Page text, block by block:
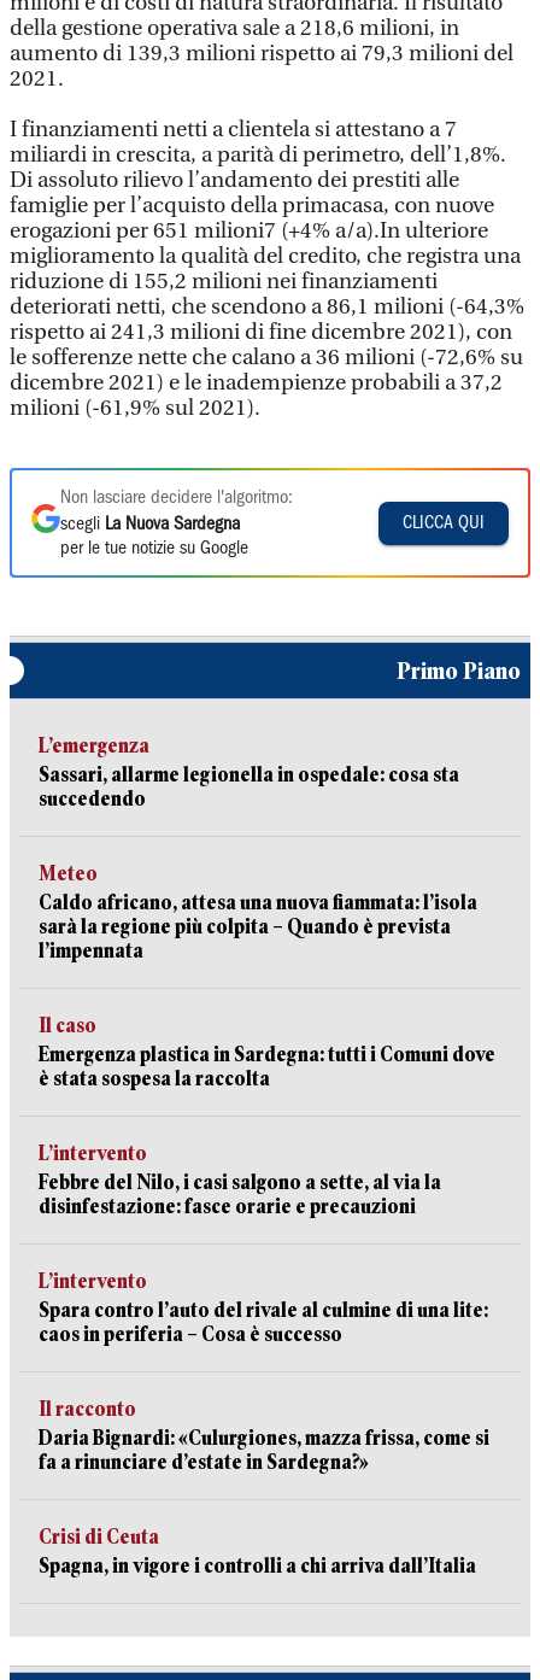
della gestione operativa sale a 218,6 milioni, in
aumento di 139,3 milioni rispetto ai 79,3 milioni del
2021.
I finanziamenti netti a clientela si attestano a 7
miliardi in crescita, a parità di perimetro, dell’1,8%.
Di assoluto rilievo l’andamento dei prestiti alle
famiglie per l’acquisto della primacasa, con nuove
erogazioni per 651 milioni7 (+4% a/a).In ulteriore
miglioramento la qualità del credito, che registra una
riduzione di 155,2 milioni nei finanziamenti
deteriorati netti, che scendono a 86,1 milioni (-64,3%
rispetto ai 241,3 milioni di fine dicembre 2021), con
le sofferenze nette che calano a 36 milioni (-72,6% su
dicembre 2021) e le inadempienze probabili a 37,2
milioni (-61,9% sul 2021).
Non lasciare decidere l'algoritmo:
scegli La Nuova Sardegna
per le tue notizie su Google
CLICCA QUI
Primo Piano
L’emergenza
Sassari, allarme legionella in ospedale: cosa sta
succedendo
Meteo
Caldo africano, attesa una nuova fiammata: l’isola
sarà la regione più colpita – Quando è prevista
l’impennata
Il caso
Emergenza plastica in Sardegna: tutti i Comuni dove
è stata sospesa la raccolta
L’intervento
Febbre del Nilo, i casi salgono a sette, al via la
disinfestazione: fasce orarie e precauzioni
L’intervento
Spara contro l’auto del rivale al culmine di una lite:
caos in periferia – Cosa è successo
Il racconto
Daria Bignardi: «Culurgiones, mazza frissa, come si
fa a rinunciare d’estate in Sardegna?»
Crisi di Ceuta
Spagna, in vigore i controlli a chi arriva dall’Italia